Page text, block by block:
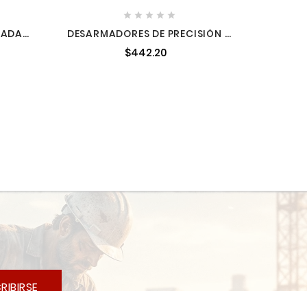
    
DESARMADORES DE PRECISIÓN 4
$442.20